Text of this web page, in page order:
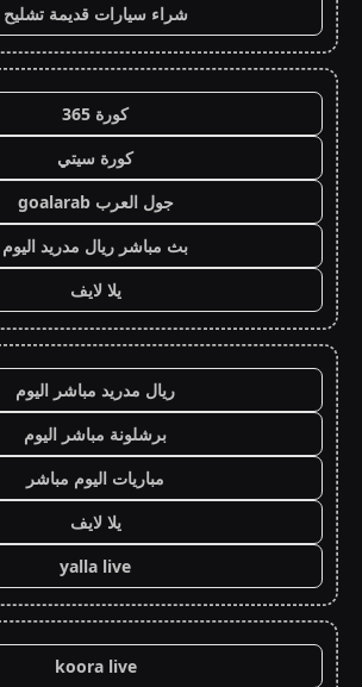
شراء سيارات قديمة تشليح
كورة 365
كورة سيتي
جول العرب goalarab
بث مباشر ريال مدريد اليوم
يلا لايف
ريال مدريد مباشر اليوم
برشلونة مباشر اليوم
مباريات اليوم مباشر
يلا لايف
yalla live
koora live